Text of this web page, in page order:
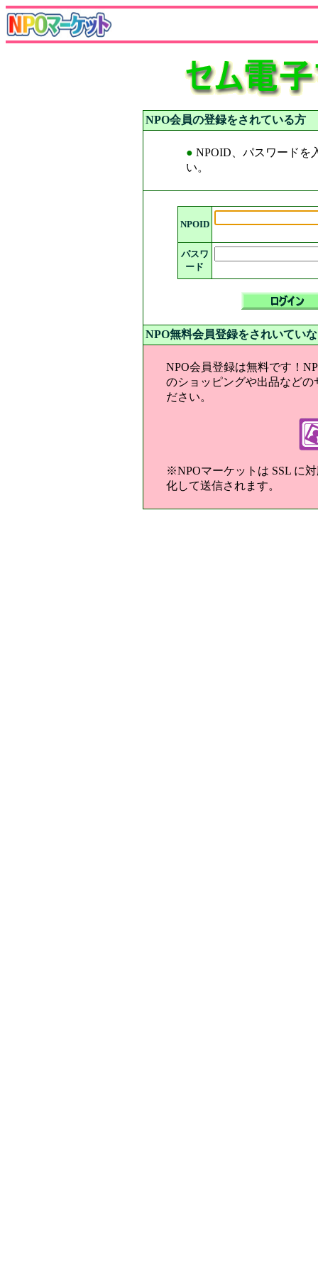
NPO会員の登録をされている方
● NPOID、パスワードを
い。
NPOID
パスワ
ード
NPO無料会員登録をされいてい
NPO会員登録は無料です！
のショッピングや出品など
ださい。
※NPOマーケットは SSL に
化して送信されます。